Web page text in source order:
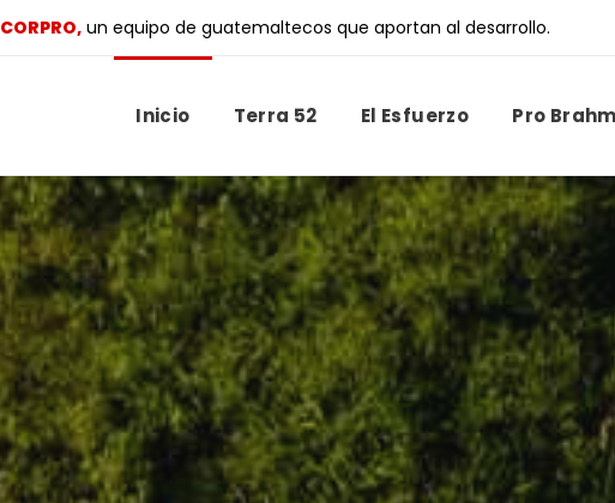
CORPRO,un equipo de guatemaltecos que aportan al desarrollo.
Inicio Terra 52 El Esfuerzo Pro